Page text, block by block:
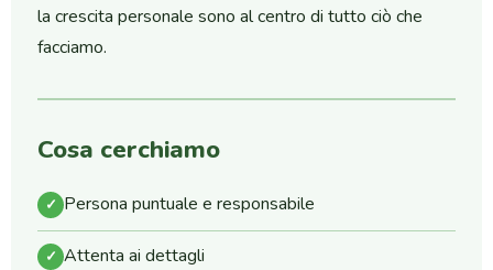
la crescita personale sono al centro di tutto ciò che
facciamo.
Cosa cerchiamo
✓ Persona puntuale e responsabile
✓ Attenta ai dettagli